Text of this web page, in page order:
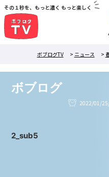
その１秒を、もっと濃く もっと楽しく
ボブログTV
> ニュース >
ボブログ
2022/01/
2_sub5